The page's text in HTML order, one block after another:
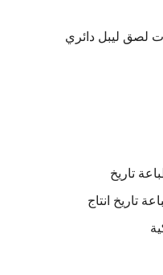
لصق ليبل دائري
تاريخ
تاريخ انتاج